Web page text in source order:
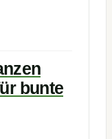
bunte